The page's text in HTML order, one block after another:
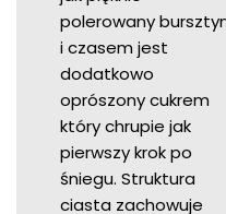
polerowany
i czasem jest
dodatkowo
oprószony cukrem
który chrupie jak
pierwszy krok po
śniegu. Struktura
ciasta zachowuje